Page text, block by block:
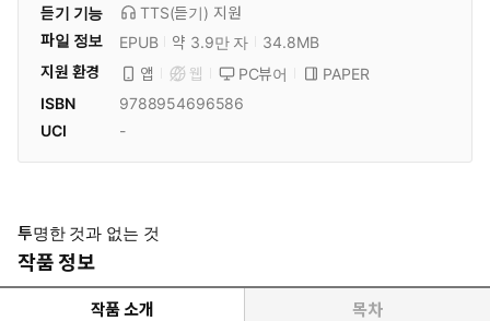
듣기 기능
TTS(듣기) 지원
파일 정보
EPUB 약 3.9만 자
34.8MB
지원 환경
앱 웹 PC뷰어
PAPER
ISBN
9788954696586
UCI
-
투명한 것과 없는 것
작품 정보
작품 소개 목차